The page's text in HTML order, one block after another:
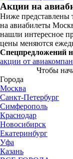
Акции на
Ниже представлены
на авиабилеты
нашли интересное
цены меняются
Спецпредложений
акции от
Чтобы
Города
Москва
Санкт-Петербург
Симферополь
Краснодар
Новосибирск
Екатеринбург
Уфа
Казань